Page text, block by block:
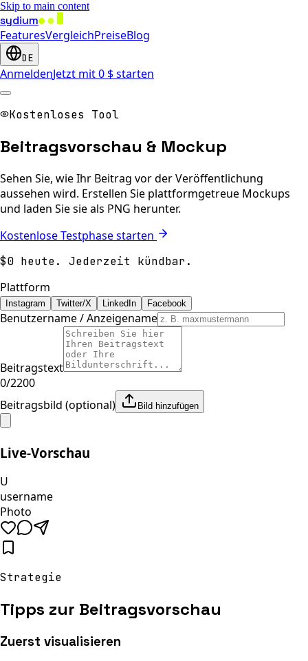
Skip to main content
sydium
FeaturesVergleichPreiseBlog
DE
AnmeldenJetzt mit 0 $ starten
Kostenloses Tool
Beitragsvorschau & Mockup
Sehen Sie, wie Ihr Beitrag vor der Veröffentlichung
aussehen wird. Erstellen Sie plattformgetreue Mockups
und laden Sie sie als PNG herunter.
Kostenlose Testphase starten
$0 heute. Jederzeit kündbar.
Plattform
Instagram Twitter/X LinkedIn Facebook
Benutzername / Anzeigename
Beitragstext
0/2200
Beitragsbild (optional)
Bild hinzufügen
Live-Vorschau
U
username
Photo
Strategie
Tipps zur Beitragsvorschau
Zuerst visualisieren